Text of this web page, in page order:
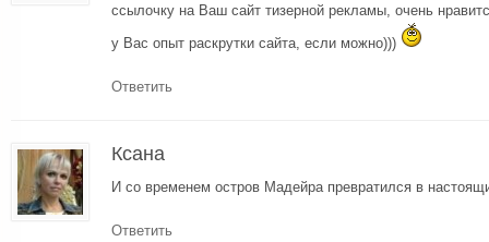
ссылочку на Ваш сайт тизерной рекламы, очень
у Вас опыт раскрутки сайта, если можно)))
Ответить
Ксана
И со временем остров Мадейра превратился в
Ответить